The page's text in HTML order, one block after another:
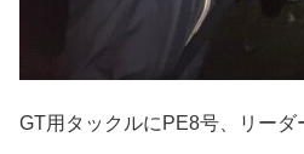
GT用タックルにPE8号、リーダ